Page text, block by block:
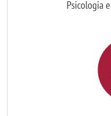
Psicologia